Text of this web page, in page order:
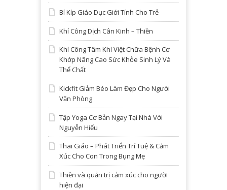
Bí Kíp Giáo Dục Giới Tính Cho Trẻ
Khí Công Dịch Cân Kinh – Thiền
Khí Công Tâm Khí Việt Chữa Bệnh Cơ
Khớp Nâng Cao Sức Khỏe Sinh Lý Và
Thể Chất
Kickfit Giảm Béo Làm Đẹp Cho Người
Văn Phòng
Tập Yoga Cơ Bản Ngay Tại Nhà Với
Nguyễn Hiếu
Thai Giáo – Phát Triển Trí Tuệ & Cảm
Xúc Cho Con Trong Bụng Mẹ
Thiền và quản trị cảm xúc cho người
hiện đại